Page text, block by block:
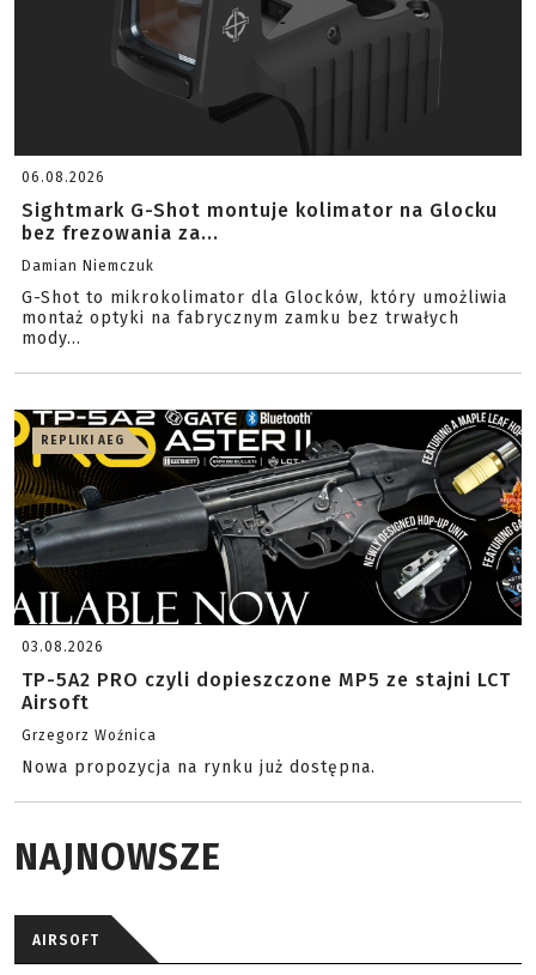
06.08.2026
Sightmark G-Shot montuje kolimator na Glocku
bez frezowania za...
Damian Niemczuk
G-Shot to mikrokolimator dla Glocków, który umożliwia
montaż optyki na fabrycznym zamku bez trwałych
mody...
REPLIKI AEG
03.08.2026
TP-5A2 PRO czyli dopieszczone MP5 ze stajni LCT
Airsoft
Grzegorz Woźnica
Nowa propozycja na rynku już dostępna.
NAJNOWSZE
AIRSOFT